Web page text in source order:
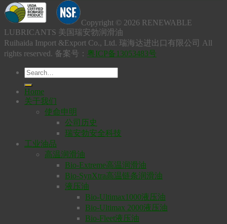
Copyright © 2026 RENEWABLE
LUBRICANTS 美国瑞安勃润滑油
Ruihaida Import &Export Co., Ltd. 瑞海达进出口有限公司 All
rights reserved. 备案号： 粤ICP备13053483号
Home
关于我们
使命申明
公司历史
瑞安勃安全科技
工业油品
高温润滑油
Bio-Extreme高温润滑油
Bio-SynXtra高温链条润滑油
液压油
Bio-Ultimax1000液压油
Bio-Ultimax 2000液压油
Bio-Fleet液压油